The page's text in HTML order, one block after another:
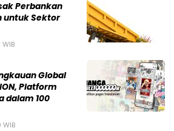
Perbankan
untuk Sektor
Global
Platform
dalam 100